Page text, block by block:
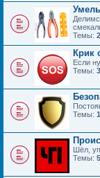
Темы:
Крик
Если
Темы: 3
Темы:
Шёл,
Темы: 5